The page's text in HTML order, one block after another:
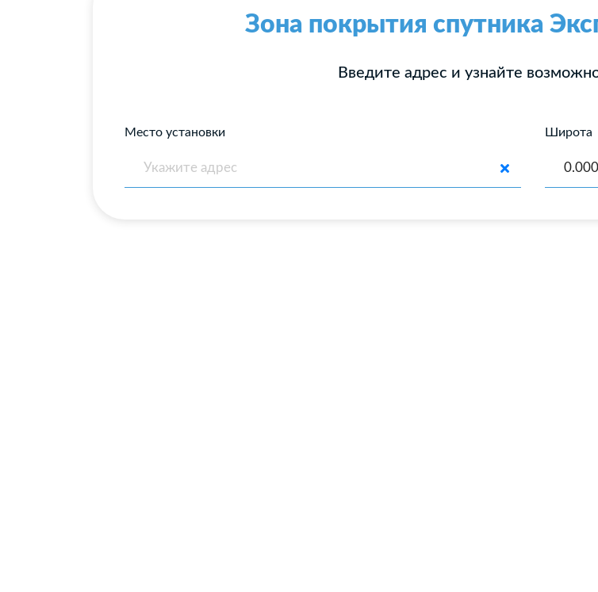
Зона покрытия спутника
Введите адрес и узнайте
Место установки Широта